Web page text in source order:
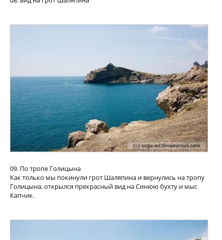
09. По тропе Голицына
Как только мы покинули грот Шаляпина и вернулись на тропу
Голицына, открылся прекрасный вид на Синюю бухту и мыс
Капчик.